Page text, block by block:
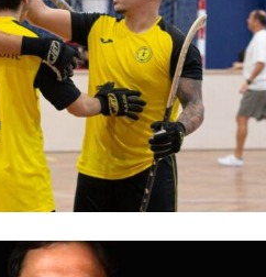
12
Edição em papel
em sua casa
Acesso ao
Acesso aos
assinantes